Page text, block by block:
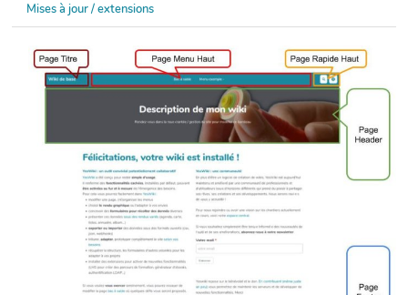
Mises à jour / extensions